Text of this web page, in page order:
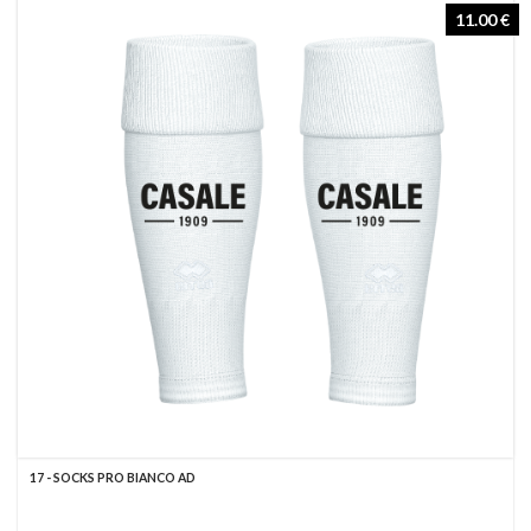
11.00 €
17 - SOCKS PRO BIANCO AD